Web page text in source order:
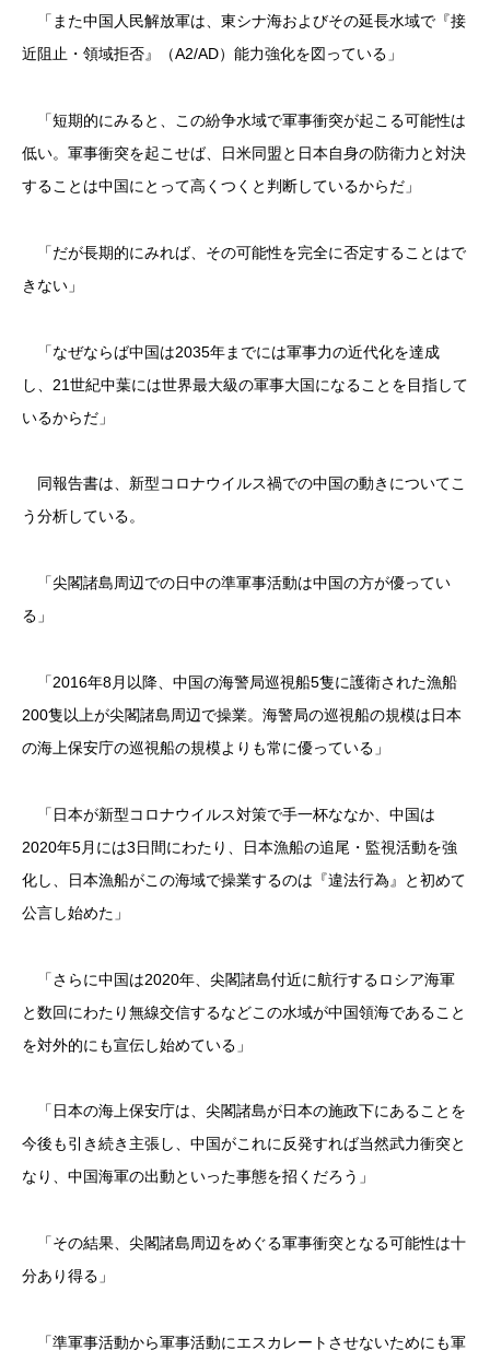
「また中国人民解放軍は、東シナ海およびその延長水域で『接
近阻止・領域拒否』（A2/AD）能力強化を図っている」
「短期的にみると、この紛争水域で軍事衝突が起こる可能性は
低い。軍事衝突を起こせば、日米同盟と日本自身の防衛力と対決
することは中国にとって高くつくと判断しているからだ」
「だが長期的にみれば、その可能性を完全に否定することはで
きない」
「なぜならば中国は2035年までには軍事力の近代化を達成
し、21世紀中葉には世界最大級の軍事大国になることを目指して
いるからだ」
同報告書は、新型コロナウイルス禍での中国の動きについてこ
う分析している。
「尖閣諸島周辺での日中の準軍事活動は中国の方が優ってい
る」
「2016年8月以降、中国の海警局巡視船5隻に護衛された漁船
200隻以上が尖閣諸島周辺で操業。海警局の巡視船の規模は日本
の海上保安庁の巡視船の規模よりも常に優っている」
「日本が新型コロナウイルス対策で手一杯ななか、中国は
2020年5月には3日間にわたり、日本漁船の追尾・監視活動を強
化し、日本漁船がこの海域で操業するのは『違法行為』と初めて
公言し始めた」
「さらに中国は2020年、尖閣諸島付近に航行するロシア海軍
と数回にわたり無線交信するなどこの水域が中国領海であること
を対外的にも宣伝し始めている」
「日本の海上保安庁は、尖閣諸島が日本の施政下にあることを
今後も引き続き主張し、中国がこれに反発すれば当然武力衝突と
なり、中国海軍の出動といった事態を招くだろう」
「その結果、尖閣諸島周辺をめぐる軍事衝突となる可能性は十
分あり得る」
「準軍事活動から軍事活動にエスカレートさせないためにも軍